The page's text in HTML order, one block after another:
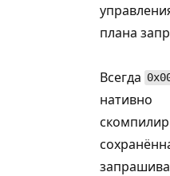
плана
Всегда
нативно